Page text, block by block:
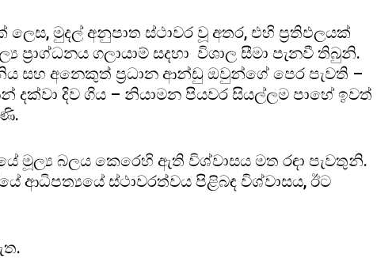
මුදල් අනුපාත ස්ථාවර වූ අතර, එහි ප්‍රතිඵලයක්
ප්‍රාග්ධනය ගලායාම් සදහා විශාල සීමා පැනවී තිබුනි.
සහ අනෙකුත් ප්‍රධාන ආන්ඩු ඔවුන්ගේ පෙර පැවති –
දිව ගිය – නියාමන පියවර සියල්ලම පාහේ ඉවත්
මූල්‍ය බලය කෙරෙහි ඇති විශ්වාසය මත රඳා පැවතුනි.
ආධිපත්‍යයේ ස්ථාවරත්වය පිළිබඳ විශ්වාසය, ඊට